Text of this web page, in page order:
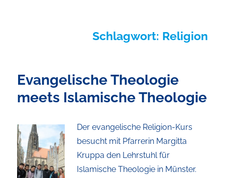
Schlagwort: Religion
Evangelische Theologie
meets Islamische Theologie
Der evangelische Religion-Kurs
besucht mit Pfarrerin Margitta
Kruppa den Lehrstuhl für
Islamische Theologie in Münster.